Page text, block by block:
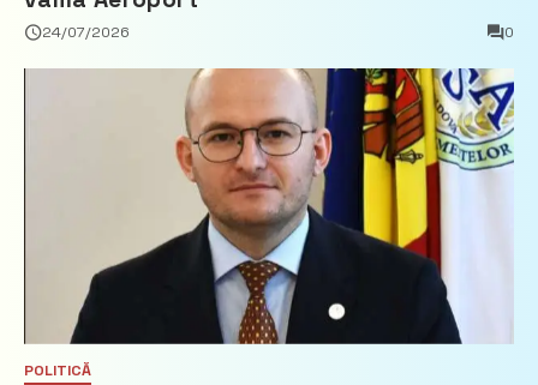
24/07/2026 0
POLITICĂ